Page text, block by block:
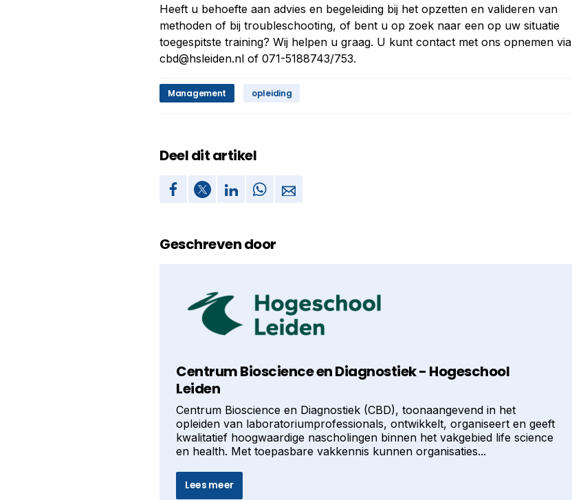
Heeft u behoefte aan advies en begeleiding bij het opzetten en valideren van
methoden of bij troubleschooting, of bent u op zoek naar een op uw situatie
toegespitste training? Wij helpen u graag. U kunt contact met ons opnemen via
cbd@hsleiden.nl of 071-5188743/753.
Management opleiding
Deel dit artikel
Geschreven door
Centrum Bioscience en Diagnostiek - Hogeschool
Leiden
Centrum Bioscience en Diagnostiek (CBD), toonaangevend in het
opleiden van laboratoriumprofessionals, ontwikkelt, organiseert en geeft
kwalitatief hoogwaardige nascholingen binnen het vakgebied life science
en health. Met toepasbare vakkennis kunnen organisaties...
Lees meer